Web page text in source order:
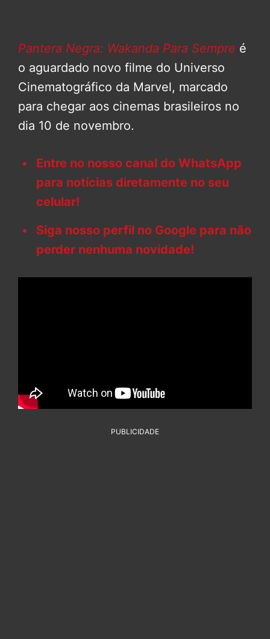
Pantera Negra: Wakanda Para Sempre é
o aguardado novo filme do Universo
Cinematográfico da Marvel, marcado
para chegar aos cinemas brasileiros no
dia 10 de novembro.
Entre no nosso canal do WhatsApp
para notícias diretamente no seu
celular!
Siga nosso perfil no Google para não
perder nenhuma novidade!
PUBLICIDADE